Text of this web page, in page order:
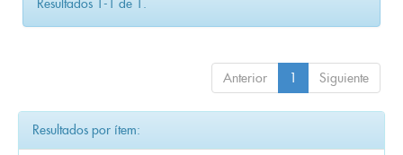
Anterior 1 Siguiente
Resultados por ítem: